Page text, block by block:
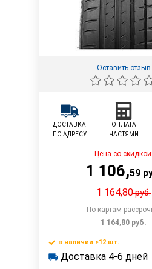
Оставить отзыв
ДОСТАВКА
ПО АДРЕСУ
ОПЛАТА
ЧАСТЯМИ
Цена со скидкой:
1 106,59
1 164,80руб.
По картам
1 164,80 руб.
В
в наличии >12 шт.
в наличии >12 шт.
Доставка 4-6 дней